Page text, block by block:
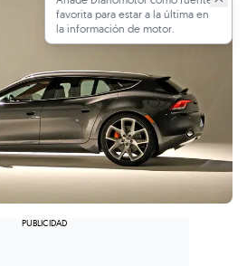
favorita para estar a la última en
la información de motor.